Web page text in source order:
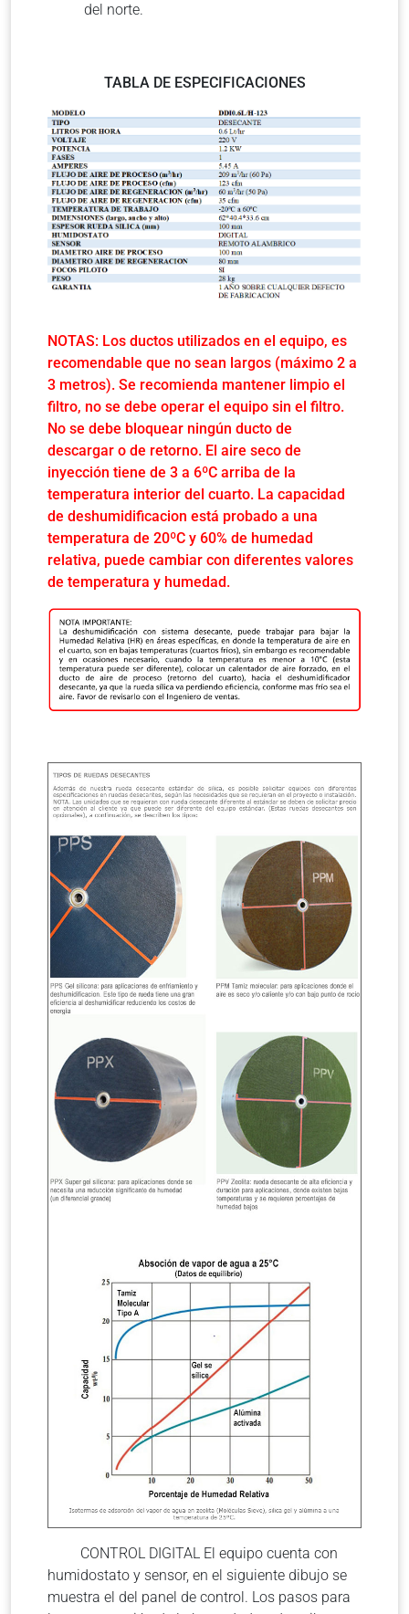
del norte.
TABLA DE ESPECIFICACIONES
NOTAS: Los ductos utilizados en el equipo, es
recomendable que no sean largos (máximo 2 a
3 metros). Se recomienda mantener limpio el
filtro, no se debe operar el equipo sin el filtro.
No se debe bloquear ningún ducto de
descargar o de retorno. El aire seco de
inyección tiene de 3 a 6ºC arriba de la
temperatura interior del cuarto. La capacidad
de deshumidificacion está probado a una
temperatura de 20ºC y 60% de humedad
relativa, puede cambiar con diferentes valores
de temperatura y humedad.
CONTROL DIGITAL El equipo cuenta con
humidostato y sensor, en el siguiente dibujo se
muestra el del panel de control. Los pasos para